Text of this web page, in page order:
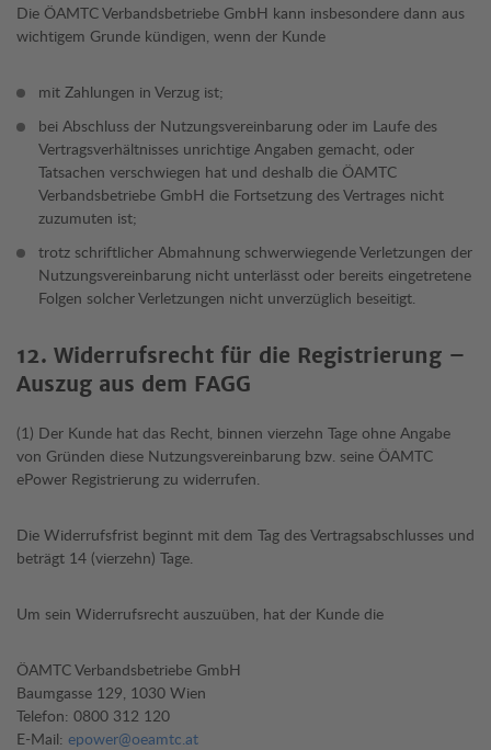
Die ÖAMTC Verbandsbetriebe GmbH kann insbesondere dann aus
wichtigem Grunde kündigen, wenn der Kunde
mit Zahlungen in Verzug ist;
bei Abschluss der Nutzungsvereinbarung oder im Laufe des
Vertragsverhältnisses unrichtige Angaben gemacht, oder
Tatsachen verschwiegen hat und deshalb die ÖAMTC
Verbandsbetriebe GmbH die Fortsetzung des Vertrages nicht
zuzumuten ist;
trotz schriftlicher Abmahnung schwerwiegende Verletzungen der
Nutzungsvereinbarung nicht unterlässt oder bereits eingetretene
Folgen solcher Verletzungen nicht unverzüglich beseitigt.
12. Widerrufsrecht für die Registrierung –
Auszug aus dem FAGG
(1) Der Kunde hat das Recht, binnen vierzehn Tage ohne Angabe
von Gründen diese Nutzungsvereinbarung bzw. seine ÖAMTC
ePower Registrierung zu widerrufen.
Die Widerrufsfrist beginnt mit dem Tag des Vertragsabschlusses und
beträgt 14 (vierzehn) Tage.
Um sein Widerrufsrecht auszuüben, hat der Kunde die
ÖAMTC Verbandsbetriebe GmbH
Baumgasse 129, 1030 Wien
Telefon: 0800 312 120
E-Mail: epower@oeamtc.at